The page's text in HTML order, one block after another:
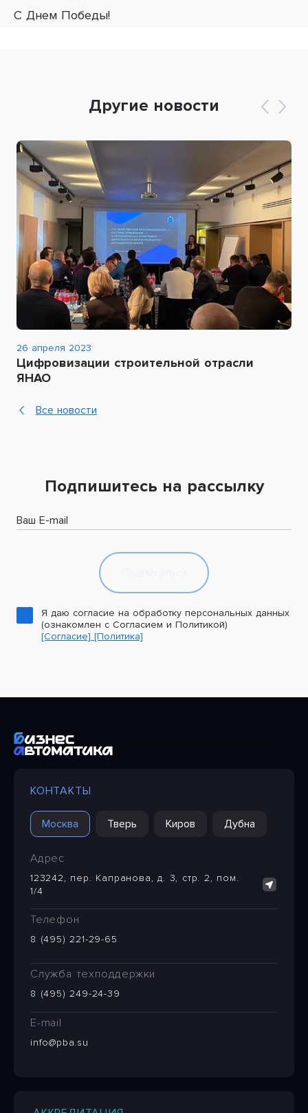
С Днем Победы!
Другие новости
26 апреля 2023
Цифровизации строительной отрасли
ЯНАО
Все новости
Подпишитесь на рассылку
Ваш E-mail
Я даю согласие на обработку персональных данных
(ознакомлен с Согласием и Политикой)
[Согласие] [Политика]
КОНТАКТЫ
Москва Тверь Киров Дубна
Адрес
123242, пер. Капранова, д. 3, стр. 2, пом.
1/4
Телефон
8 (495) 221-29-65
Служба техподдержки
8 (495) 249-24-39
E-mail
info@pba.su